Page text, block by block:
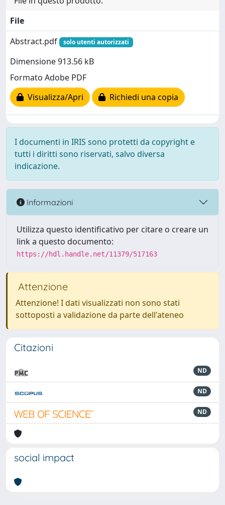
File
Abstract.pdf
solo utenti autorizzati
Dimensione 913.56 kB
Formato Adobe PDF
Visualizza/Apri
Richiedi una copia
I documenti in IRIS sono protetti da copyright e
tutti i diritti sono riservati, salvo diversa
indicazione.
Informazioni
Utilizza questo identificativo per citare o creare un
link a questo documento:
https://hdl.handle.net/11379/517163
Attenzione
Attenzione! I dati visualizzati non sono stati
sottoposti a validazione da parte dell'ateneo
Citazioni
ND
ND
ND
social impact